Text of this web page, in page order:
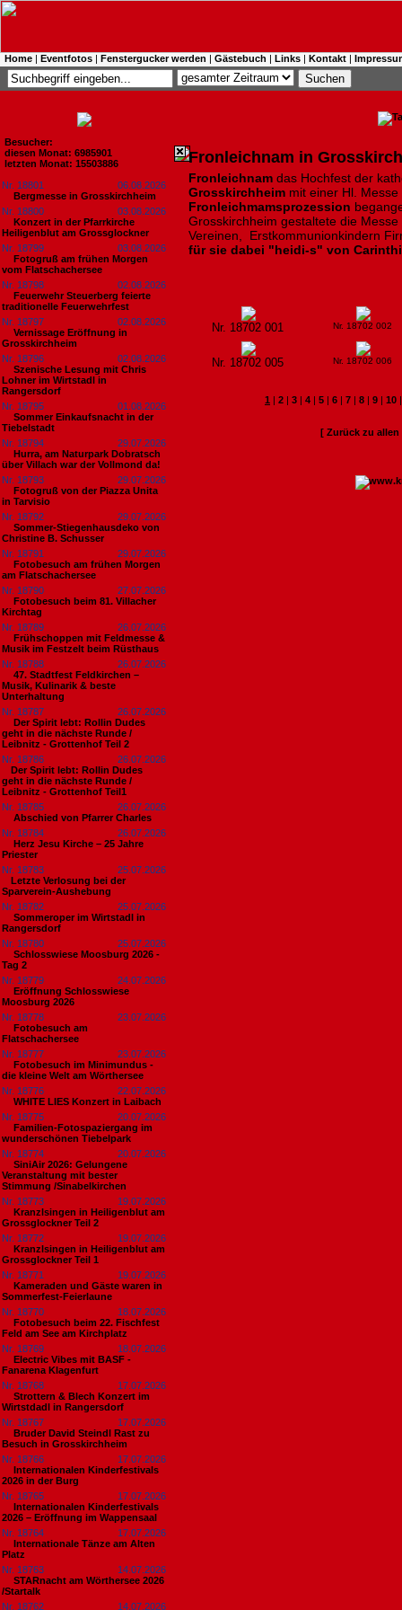
Home | Eventfotos | Fenstergucker werden | Gästebuch | Links | Kontakt |
Besucher:
diesen Monat: 6985901
letzten Monat: 15503886
Nr. 18801
06.08.2026
Bergmesse in Grosskirchheim
Nr. 18800
03.08.2026
Konzert in der Pfarrkirche
Heiligenblut am Grossglockner
Nr. 18799
03.08.2026
Fotogruß am frühen Morgen
vom Flatschachersee
Nr. 18798
02.08.2026
Feuerwehr Steuerberg feierte
traditionelle Feuerwehrfest
Nr. 18797
02.08.2026
Vernissage Eröffnung in
Grosskirchheim
Nr. 18796
02.08.2026
Szenische Lesung mit Chris
Lohner im Wirtstadl in
Rangersdorf
Nr. 18795
01.08.2026
Sommer Einkaufsnacht in der
Tiebelstadt
Nr. 18794
29.07.2026
Hurra, am Naturpark Dobratsch
über Villach war der Vollmond da!
Nr. 18793
29.07.2026
Fotogruß von der Piazza Unita
in Tarvisio
Nr. 18792
29.07.2026
Sommer-Stiegenhausdeko von
Christine B. Schusser
Nr. 18791
29.07.2026
Fotobesuch am frühen Morgen
am Flatschachersee
Nr. 18790
27.07.2026
Fotobesuch beim 81. Villacher
Kirchtag
Nr. 18789
26.07.2026
Frühschoppen mit Feldmesse &
Musik im Festzelt beim Rüsthaus
Nr. 18788
26.07.2026
47. Stadtfest Feldkirchen –
Musik, Kulinarik & beste
Unterhaltung
Nr. 18787
26.07.2026
Der Spirit lebt: Rollin Dudes
geht in die nächste Runde /
Leibnitz - Grottenhof Teil 2
Nr. 18786
26.07.2026
​Der Spirit lebt: Rollin Dudes
geht in die nächste Runde /
Leibnitz - Grottenhof Teil1
Nr. 18785
26.07.2026
Abschied von Pfarrer Charles
Nr. 18784
26.07.2026
Herz Jesu Kirche – 25 Jahre
Priester
Nr. 18783
25.07.2026
​Letzte Verlosung bei der
Sparverein-Aushebung
Nr. 18782
25.07.2026
Sommeroper im Wirtstadl in
Rangersdorf
Nr. 18780
25.07.2026
Schlosswiese Moosburg 2026 -
Tag 2
Nr. 18779
24.07.2026
Eröffnung Schlosswiese
Moosburg 2026
Nr. 18778
23.07.2026
Fotobesuch am
Flatschachersee
Nr. 18777
23.07.2026
Fotobesuch im Minimundus -
die kleine Welt am Wörthersee
Nr. 18776
22.07.2026
WHITE LIES Konzert in Laibach
Nr. 18775
20.07.2026
Familien-Fotospaziergang im
wunderschönen Tiebelpark
Nr. 18774
20.07.2026
SiniAir 2026: Gelungene
Veranstaltung mit bester
Stimmung /Sinabelkirchen
Nr. 18773
19.07.2026
Kranzlsingen in Heiligenblut am
Grossglockner Teil 2
Nr. 18772
19.07.2026
Kranzlsingen in Heiligenblut am
Grossglockner Teil 1
Nr. 18771
19.07.2026
Kameraden und Gäste waren in
Sommerfest-Feierlaune
Nr. 18770
18.07.2026
Fotobesuch beim 22. Fischfest
Feld am See am Kirchplatz
Nr. 18769
18.07.2026
Electric Vibes mit BASF -
Fanarena Klagenfurt
Nr. 18768
17.07.2026
Strottern & Blech Konzert im
Wirtstdadl in Rangersdorf
Nr. 18767
17.07.2026
Bruder David Steindl Rast zu
Besuch in Grosskirchheim
Nr. 18766
17.07.2026
Internationalen Kinderfestivals
2026 in der Burg
Nr. 18765
17.07.2026
Internationalen Kinderfestivals
2026 – Eröffnung im Wappensaal
Nr. 18764
17.07.2026
Internationale Tänze am Alten
Platz
Nr. 18763
14.07.2026
STARnacht am Wörthersee 2026
/Startalk
Nr. 18762
14.07.2026
Fronleichnam in
Fronleichnam das Hochfest der
Grosskirchheim mit einer Hl.
Fronleichmamsprozession
Grosskirchheim gestaltete die
Vereinen, Erstkommunionkindern
für sie dabei "heidi-s" von
Nr. 18702 001 Nr. 18702 002
Nr. 18702 005 Nr. 18702 006
1 | 2 | 3 | 4 | 5 | 6 | 7 | 8 | 9 | 10
[ Zurück zu